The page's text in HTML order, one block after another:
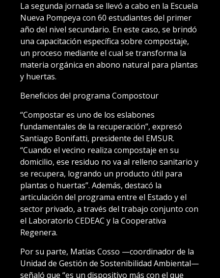
La segunda jornada se llevó a cabo en la Escuela
Nueva Pompeya con 60 estudiantes del primer
año del nivel secundario. En este caso, se brindó
una capacitación específica sobre compostaje,
un proceso mediante el cual se transforma la
materia orgánica en abono natural para plantas
y huertas.
Beneficios del programa Compostour
“Compostar es uno de los eslabones
fundamentales de la recuperación”, expresó
Santiago Bonifatti, presidente del EMSUR.
“Cuando el vecino realiza compostaje en su
domicilio, ese residuo no va al relleno sanitario y
se recupera, logrando un producto útil para
plantas o huertas”. Además, destacó la
articulación del programa entre el Estado y el
sector privado, a través del trabajo conjunto con
el Laboratorio CEDEAC y la Cooperativa
Regenera.
Por su parte, Matías Cosso —coordinador de la
Unidad de Gestión de Sostenibilidad Ambiental—
señaló que “es un dispositivo más con el que